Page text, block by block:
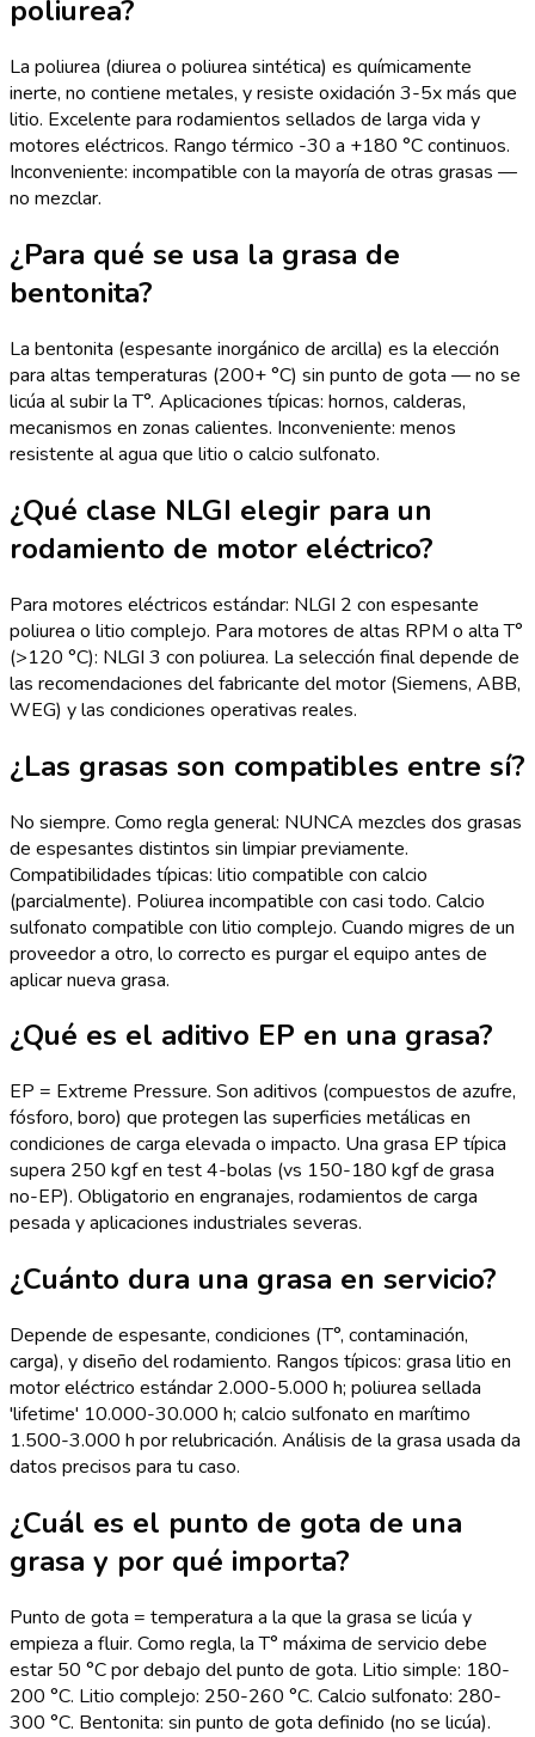
poliurea?
La poliurea (diurea o poliurea sintética) es químicamente
inerte, no contiene metales, y resiste oxidación 3-5x más que
litio. Excelente para rodamientos sellados de larga vida y
motores eléctricos. Rango térmico -30 a +180 °C continuos.
Inconveniente: incompatible con la mayoría de otras grasas —
no mezclar.
¿Para qué se usa la grasa de
bentonita?
La bentonita (espesante inorgánico de arcilla) es la elección
para altas temperaturas (200+ °C) sin punto de gota — no se
licúa al subir la T°. Aplicaciones típicas: hornos, calderas,
mecanismos en zonas calientes. Inconveniente: menos
resistente al agua que litio o calcio sulfonato.
¿Qué clase NLGI elegir para un
rodamiento de motor eléctrico?
Para motores eléctricos estándar: NLGI 2 con espesante
poliurea o litio complejo. Para motores de altas RPM o alta T°
(>120 °C): NLGI 3 con poliurea. La selección final depende de
las recomendaciones del fabricante del motor (Siemens, ABB,
WEG) y las condiciones operativas reales.
¿Las grasas son compatibles entre sí?
No siempre. Como regla general: NUNCA mezcles dos grasas
de espesantes distintos sin limpiar previamente.
Compatibilidades típicas: litio compatible con calcio
(parcialmente). Poliurea incompatible con casi todo. Calcio
sulfonato compatible con litio complejo. Cuando migres de un
proveedor a otro, lo correcto es purgar el equipo antes de
aplicar nueva grasa.
¿Qué es el aditivo EP en una grasa?
EP = Extreme Pressure. Son aditivos (compuestos de azufre,
fósforo, boro) que protegen las superficies metálicas en
condiciones de carga elevada o impacto. Una grasa EP típica
supera 250 kgf en test 4-bolas (vs 150-180 kgf de grasa
no-EP). Obligatorio en engranajes, rodamientos de carga
pesada y aplicaciones industriales severas.
¿Cuánto dura una grasa en servicio?
Depende de espesante, condiciones (T°, contaminación,
carga), y diseño del rodamiento. Rangos típicos: grasa litio en
motor eléctrico estándar 2.000-5.000 h; poliurea sellada
'lifetime' 10.000-30.000 h; calcio sulfonato en marítimo
1.500-3.000 h por relubricación. Análisis de la grasa usada da
datos precisos para tu caso.
¿Cuál es el punto de gota de una
grasa y por qué importa?
Punto de gota = temperatura a la que la grasa se licúa y
empieza a fluir. Como regla, la T° máxima de servicio debe
estar 50 °C por debajo del punto de gota. Litio simple: 180-
200 °C. Litio complejo: 250-260 °C. Calcio sulfonato: 280-
300 °C. Bentonita: sin punto de gota definido (no se licúa).